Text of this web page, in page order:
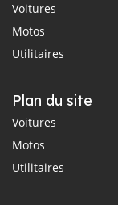
Voitures
Motos
Utilitaires
Plan du site
Voitures
Motos
Utilitaires